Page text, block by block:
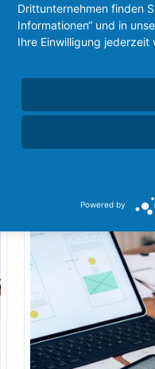
DESWEGEN IST
Was genau ist denn
Marketing-Strategie,
Affiliate Marketing
Drittunternehmen finden
Informationen“ und in
Ihre Einwilligung jederzeit
Powered by